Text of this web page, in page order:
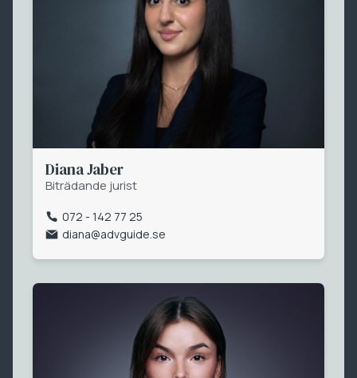
Diana Jaber
Biträdande jurist
072 - 142 77 25
diana@advguide.se